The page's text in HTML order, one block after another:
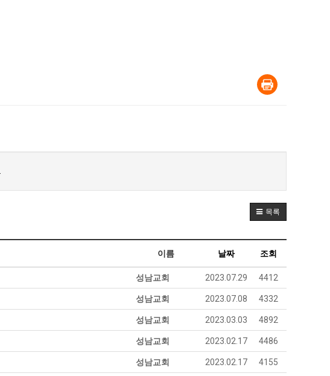
목록
이름 날짜 조회
성남교회 2023.07.29 4412
성남교회 2023.07.08 4332
성남교회 2023.03.03 4892
성남교회 2023.02.17 4486
성남교회 2023.02.17 4155